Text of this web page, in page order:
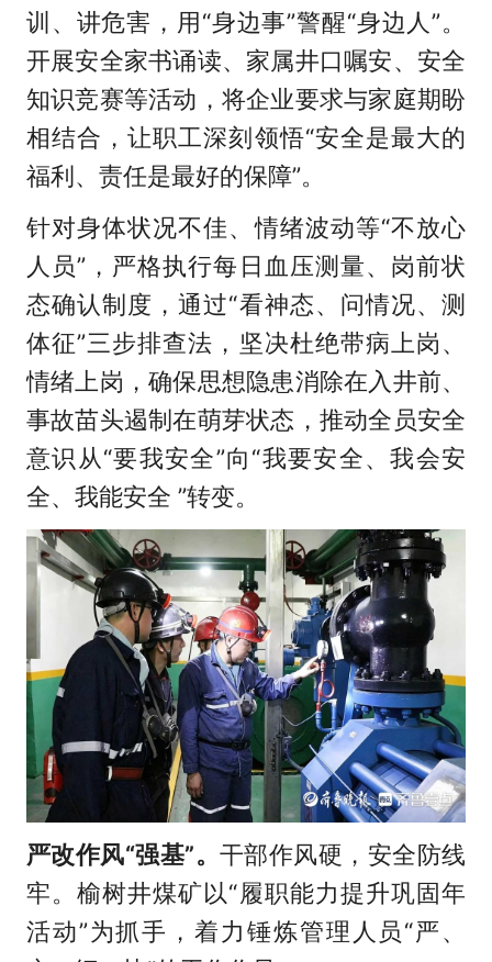
训、讲危害，用“身边事”警醒“身边人”。
开展安全家书诵读、家属井口嘱安、安全
知识竞赛等活动，将企业要求与家庭期盼
相结合，让职工深刻领悟“安全是最大的
福利、责任是最好的保障”。
针对身体状况不佳、情绪波动等“不放心
人员”，严格执行每日血压测量、岗前状
态确认制度，通过“看神态、问情况、测
体征”三步排查法，坚决杜绝带病上岗、
情绪上岗，确保思想隐患消除在入井前、
事故苗头遏制在萌芽状态，推动全员安全
意识从“要我安全”向“我要安全、我会安
全、我能安全 ”转变。
严改作风“强基”。 干部作风硬，安全防线
牢。榆树井煤矿以“履职能力提升巩固年
活动”为抓手，着力锤炼管理人员“严、